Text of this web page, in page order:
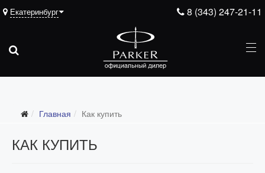
8 (343) 247-21-11
Екатеринбург
Главная Как купить
КАК КУПИТЬ